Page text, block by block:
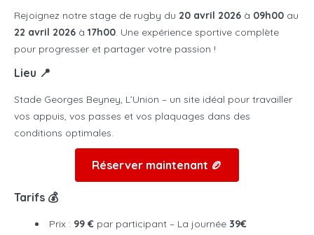
Rejoignez notre stage de rugby du 20 avril 2026 à 09h00 au
22 avril 2026 à 17h00. Une expérience sportive complète
pour progresser et partager votre passion !
Lieu 📍
Stade Georges Beyney, L’Union – un site idéal pour travailler
vos appuis, vos passes et vos plaquages dans des
conditions optimales.
Réserver maintenant 🏉
Tarifs 💰
Prix : 99 € par participant – La journée 39€